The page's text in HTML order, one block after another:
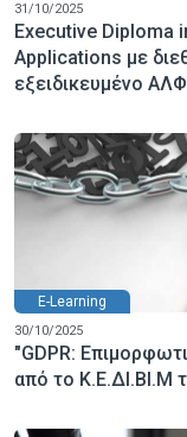
31/10/2025
Executive Diploma
Applications με
εξειδικευμένο
E-Learning
30/10/2025
"GDPR:
από το Κ.Ε.ΔΙ.ΒΙ.Μ